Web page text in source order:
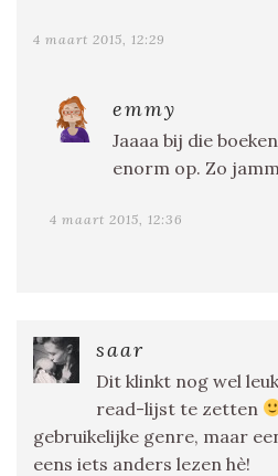
4 maart 2015, 12:29
emmy
Jaaaa bij die
enorm op. Zo
4 maart 2015, 12:36
saar
Dit klinkt nog wel
read-lijst te zetten
gebruikelijke genre, maar
eens iets anders lezen hè!